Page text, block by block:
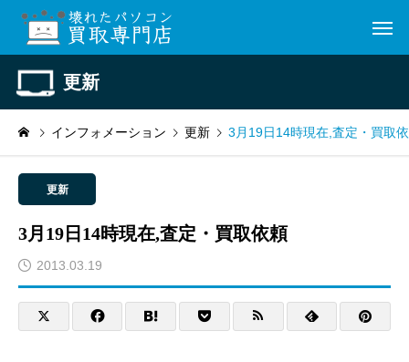
更新
インフォメーション 更新 3月19日14時現在,査定・買取
更新
3月19日14時現在,査定・買取依頼
2013.03.19